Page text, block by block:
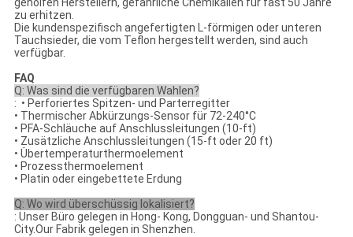
geholfen Herstellern, gefährliche Chemikalien für fast 50 Jahre
zu erhitzen.
Die kundenspezifisch angefertigten L-förmigen oder unteren
Tauchsieder, die vom Teflon hergestellt werden, sind auch
verfügbar.
FAQ
Q: Was sind die verfügbaren Wahlen?
: • Perforiertes Spitzen- und Parterregitter
• Thermischer Abkürzungs-Sensor für 72-240°C
• PFA-Schläuche auf Anschlussleitungen (10-ft)
• Zusätzliche Anschlussleitungen (15-ft oder 20 ft)
• Übertemperaturthermoelement
• Prozessthermoelement
• Platin oder eingebettete Erdung
Q: Wo wird überschüssig lokalisiert?
: Unser Büro gelegen in Hong- Kong, Dongguan- und Shantou-
City.Our Fabrik gelegen in Shenzhen.